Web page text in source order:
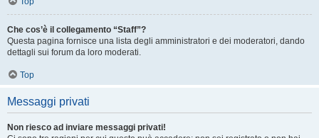
Che cos’è il collegamento “Staff”?
Questa pagina fornisce una lista degli amministratori e dei moderatori, dando
dettagli sui forum da loro moderati.
Top
Messaggi privati
Non riesco ad inviare messaggi privati!